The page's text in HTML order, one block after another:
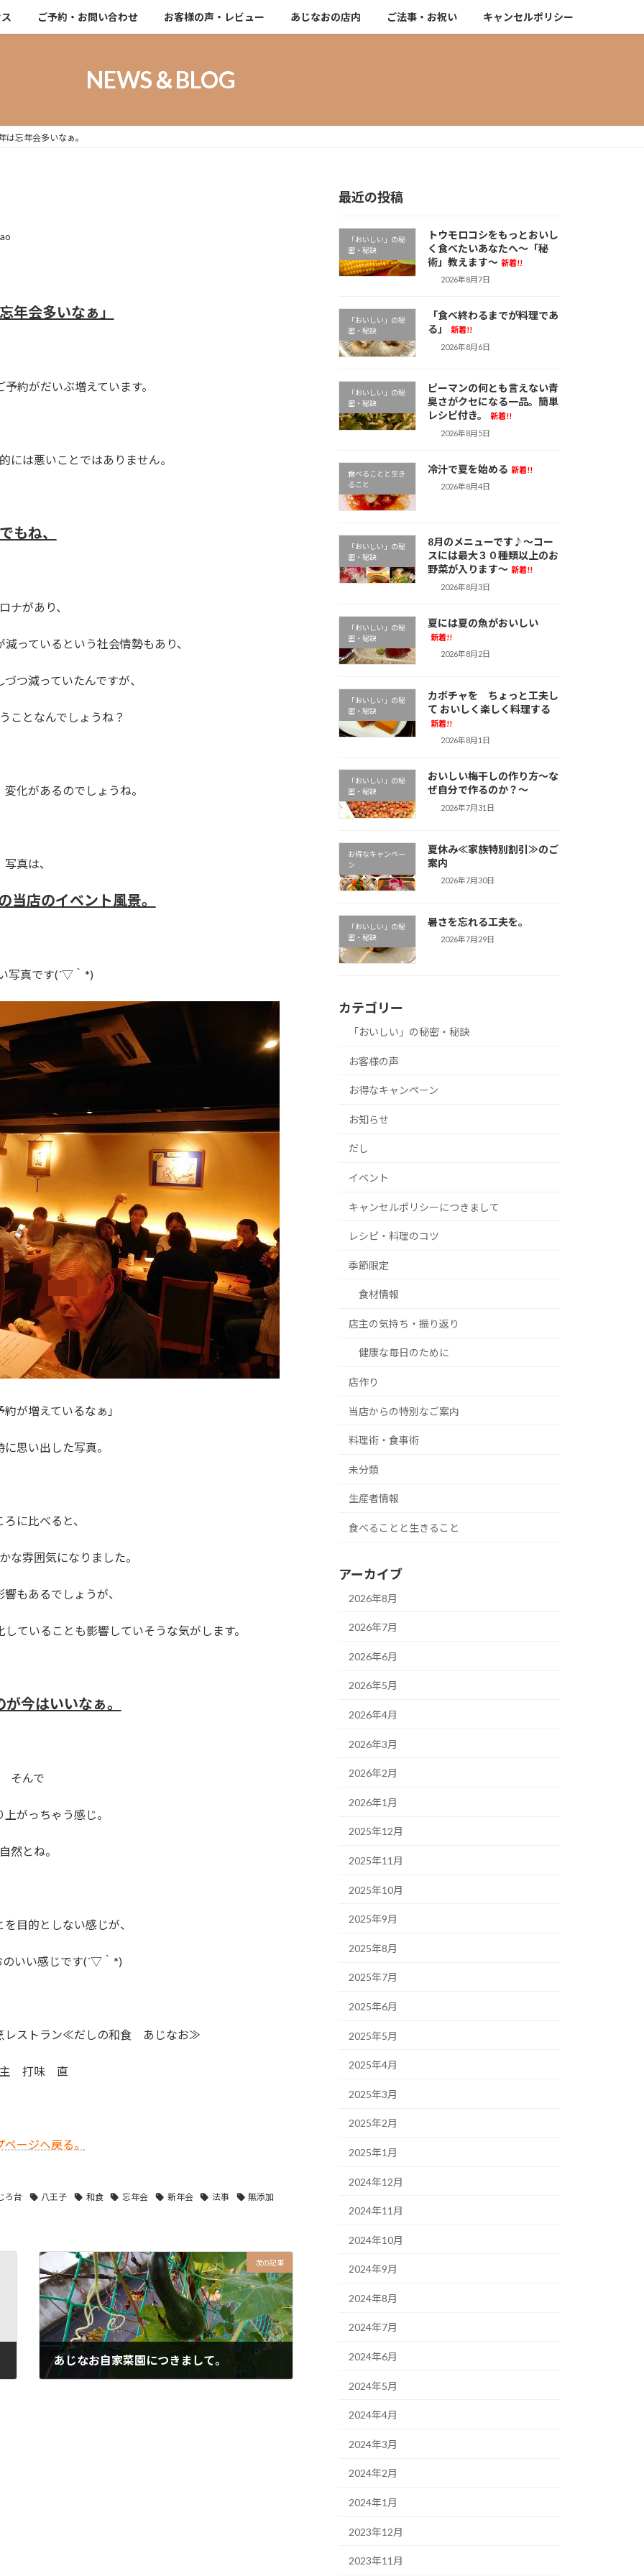
ご予約・お問い合わせ お客様の声・レビュー あじなおの店内 ご法事・お祝い キャンセルポリシー
NEWS＆BLOG
は忘年会多いなぁ。
年会多いなぁ」
約がだいぶ増えています。
には悪いことではありません。
もね、
ナがあり、
っているという社会情勢もあり、
つ減っていたんですが、
ことなんでしょうね？
化があるのでしょうね。
写真は、
当店のイベント風景。
写真です(´▽｀*)
が増えているなぁ」
思い出した写真。
ろに比べると、
な雰囲気になりました。
もあるでしょうが、
ていることも影響していそうな気がします。
今はいいなぁ。
そんで
がっちゃう感じ。
然とね。
目的としない感じが、
いい感じです(´▽｀*)
レストラン≪だしの和食 あじなお≫
打味 直
ージへ戻る。
ろ台 八王子 和食 忘年会 新年会 法事 無添加
次の記事
あじなお自家菜園につきまして。
最近の投稿
「おいしい」の秘
密・秘訣
トウモロコシをもっとおいし
く食べたいあなたへ～「秘
術」教えます～ 新着!!
2026年8月7日
「おいしい」の秘
密・秘訣
「食べ終わるまでが料理であ
る」
新着!!
2026年8月6日
「おいしい」の秘
密・秘訣
ピーマンの何とも言えない青
臭さがクセになる一品。簡単
レシピ付き。
新着!!
2026年8月5日
食べることと生き
ること
冷汁で夏を始める 新着!!
2026年8月4日
「おいしい」の秘
密・秘訣
8月のメニューです♪～コー
スには最大３０種類以上のお
野菜が入ります～ 新着!!
2026年8月3日
「おいしい」の秘
密・秘訣
夏には夏の魚がおいしい
新着!!
2026年8月2日
「おいしい」の秘
密・秘訣
カボチャを ちょっと工夫し
て おいしく楽しく料理する
新着!!
2026年8月1日
「おいしい」の秘
密・秘訣
おいしい梅干しの作り方～な
ぜ自分で作るのか？～
2026年7月31日
お得なキャンペー
ン
夏休み≪家族特別割引≫のご
案内
2026年7月30日
「おいしい」の秘
密・秘訣
暑さを忘れる工夫を。
2026年7月29日
カテゴリー
「おいしい」の秘密・秘訣
お客様の声
お得なキャンペーン
お知らせ
だし
イベント
キャンセルポリシーにつきまして
レシピ・料理のコツ
季節限定
食材情報
店主の気持ち・振り返り
健康な毎日のために
店作り
当店からの特別なご案内
料理術・食事術
未分類
生産者情報
食べることと生きること
アーカイブ
2026年8月
2026年7月
2026年6月
2026年5月
2026年4月
2026年3月
2026年2月
2026年1月
2025年12月
2025年11月
2025年10月
2025年9月
2025年8月
2025年7月
2025年6月
2025年5月
2025年4月
2025年3月
2025年2月
2025年1月
2024年12月
2024年11月
2024年10月
2024年9月
2024年8月
2024年7月
2024年6月
2024年5月
2024年4月
2024年3月
2024年2月
2024年1月
2023年12月
2023年11月